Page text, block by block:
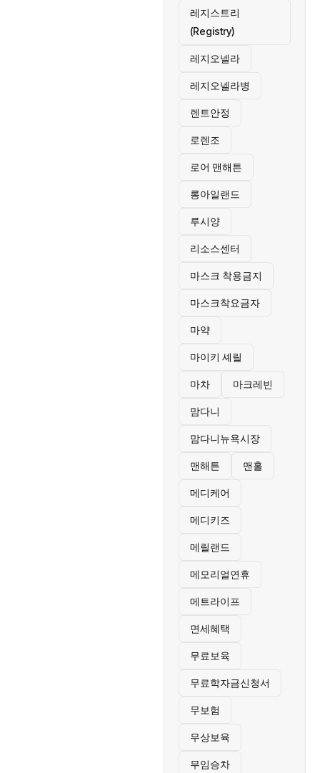
레지스트리
(Registry)
레지오넬라
레지오넬라병
렌트안정
로렌조
로어 맨해튼
롱아일랜드
루시양
리소스센터
마스크 착용금지
마스크착요금자
마약
마이키 셰릴
마차 마크레빈
맘다니
맘다니뉴욕시장
맨해튼 맨홀
메디케어
메디키즈
메릴랜드
메모리얼연휴
메트라이프
면세혜택
무료보육
무료학자금신청서
무보험
무상보육
무임승차